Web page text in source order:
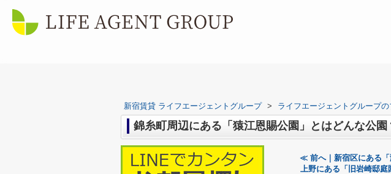
新宿賃貸 ライフエージェントグループ > ライフエージェントグループ
錦糸町周辺にある「猿江恩賜公園」とはどんな公園
≪ 前へ｜新宿区にある「
上野にある「旧岩崎邸